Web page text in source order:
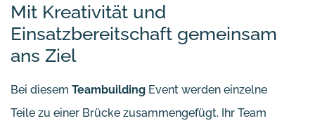
Mit Kreativität und
Einsatzbereitschaft gemeinsam
ans Ziel
Bei diesem Teambuilding Event werden einzelne
Teile zu einer Brücke zusammengefügt. Ihr Team